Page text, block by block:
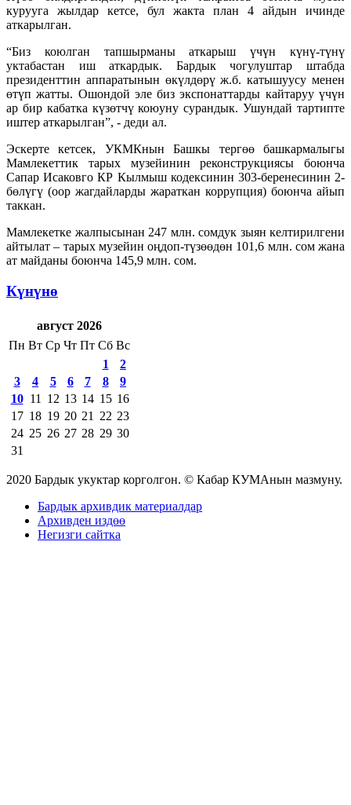
курууга жылдар кетсе, бул жакта план 4 айдын ичинде
аткарылган.
“Биз коюлган тапшырманы аткарыш үчүн күнү-түнү
уктабастан иш аткардык. Бардык чогулуштар штабда
президенттин аппаратынын өкүлдөрү ж.б. катышуусу менен
өтүп жатты. Ошондой эле биз экспонаттарды кайтаруу үчүн
ар бир кабатка күзөтчү коюуну сурандык. Ушундай тартипте
иштер аткарылган”, - деди ал.
Эскерте кетсек, УКМКнын Башкы тергөө башкармалыгы
Мамлекеттик тарых музейинин реконструкциясы боюнча
Сапар Исаковго КР Кылмыш кодексинин 303-беренесинин 2-
бөлүгү (оор жагдайларды жараткан коррупция) боюнча айып
таккан.
Мамлекетке жалпысынан 247 млн. сомдук зыян келтирилгени
айтылат – тарых музейин оңдоп-түзөөдөн 101,6 млн. сом жана
ат майданы боюнча 145,9 млн. сом.
Күнүнө
август 2026
Пн Вт Ср Чт Пт Сб Вс
1
2
3
4 5 6 7 8
9
10 11 12 13 14 15 16
17 18 19 20 21 22 23
24 25 26 27 28 29 30
31
2020 Бардык укуктар корголгон. © Кабар КУМАнын мазмуну.
Бардык архивдик материалдар
Архивден издөө
Негизги сайтка